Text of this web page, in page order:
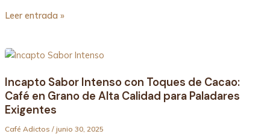
Leer entrada »
Incapto Sabor Intenso con Toques de Cacao:
Café en Grano de Alta Calidad para Paladares
Exigentes
Café Adictos / junio 30, 2025
Incapto
Intenso
con
Toques
de